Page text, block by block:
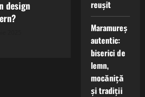
design
reușit
Maramureș
autentic:
biserici de
lemn,
mocăniță
și tradiții